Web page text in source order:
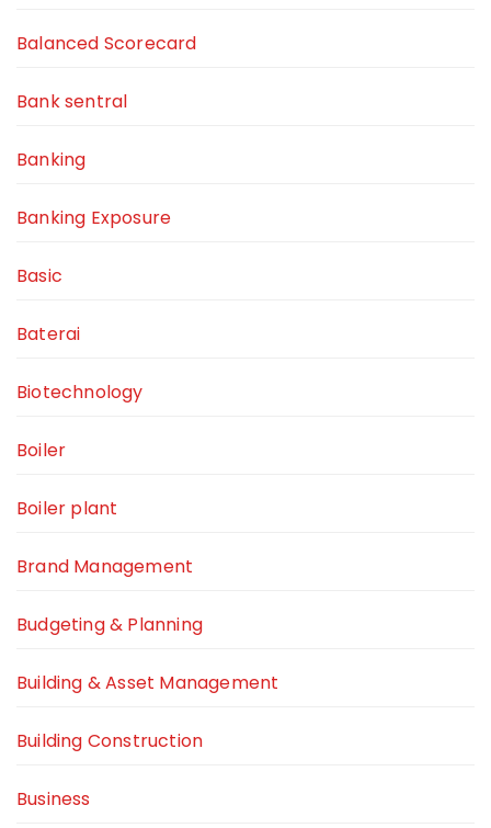
Balanced Scorecard
Bank sentral
Banking
Banking Exposure
Basic
Baterai
Biotechnology
Boiler
Boiler plant
Brand Management
Budgeting & Planning
Building & Asset Management
Building Construction
Business